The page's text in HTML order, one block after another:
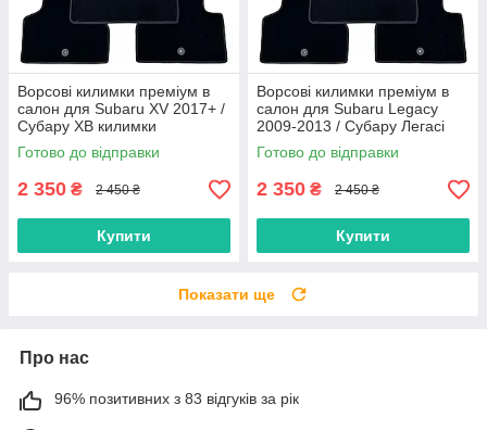
Ворсові килимки преміум в
салон для Subaru XV 2017+ /
Субару ХВ килимки
Готово до відправки
2 350 ₴ 2 450 ₴
Купити
Ворсові килимки преміум в
салон для Subaru Legacy
2009-2013 / Субару Легасі
килимки
Готово до відправки
2 350 ₴ 2 450 ₴
Купити
Показати ще
Про нас
96% позитивних з 83 відгуків за рік